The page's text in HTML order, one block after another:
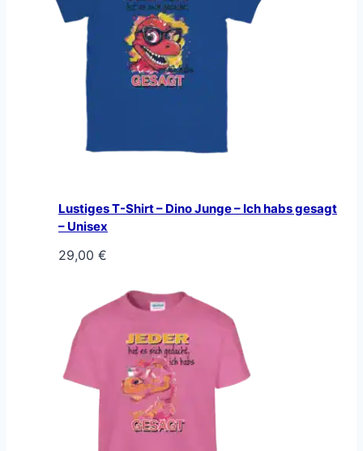
Lustiges T-Shirt – Dino Junge – Ich habs gesagt
– Unisex
29,00 €